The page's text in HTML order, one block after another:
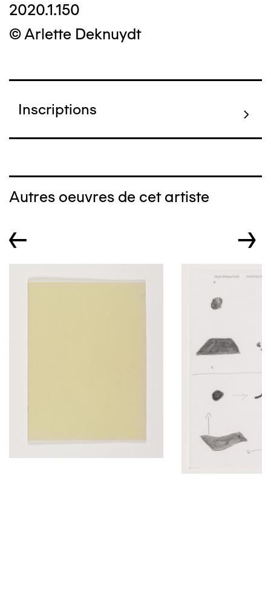
2020.1.150
© Arlette Deknuydt
Inscriptions
Autres oeuvres de cet artiste
← →